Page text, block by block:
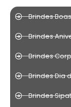
Brindes
Brindes
Brindes
Brindes Dia
Brindes Sipat